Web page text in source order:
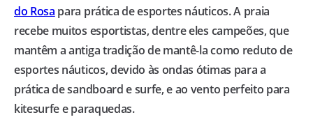
do Rosa para prática de esportes náuticos. A praia
recebe muitos esportistas, dentre eles campeões, que
mantêm a antiga tradição de mantê-la como reduto de
esportes náuticos, devido às ondas ótimas para a
prática de sandboard e surfe, e ao vento perfeito para
kitesurfe e paraquedas.